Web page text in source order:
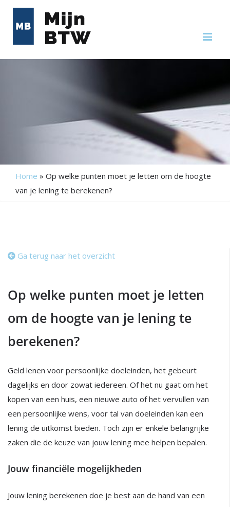
Home » Op welke punten moet je letten om de hoogte
van je lening te berekenen?
Ga terug naar het overzicht
Op welke punten moet je letten
om de hoogte van je lening te
berekenen?
Geld lenen voor persoonlijke doeleinden, het gebeurt
dagelijks en door zowat iedereen. Of het nu gaat om het
kopen van een huis, een nieuwe auto of het vervullen van
een persoonlijke wens, voor tal van doeleinden kan een
lening de uitkomst bieden. Toch zijn er enkele belangrijke
zaken die de keuze van jouw lening mee helpen bepalen.
Jouw financiële mogelijkheden
Jouw lening berekenen doe je best aan de hand van een